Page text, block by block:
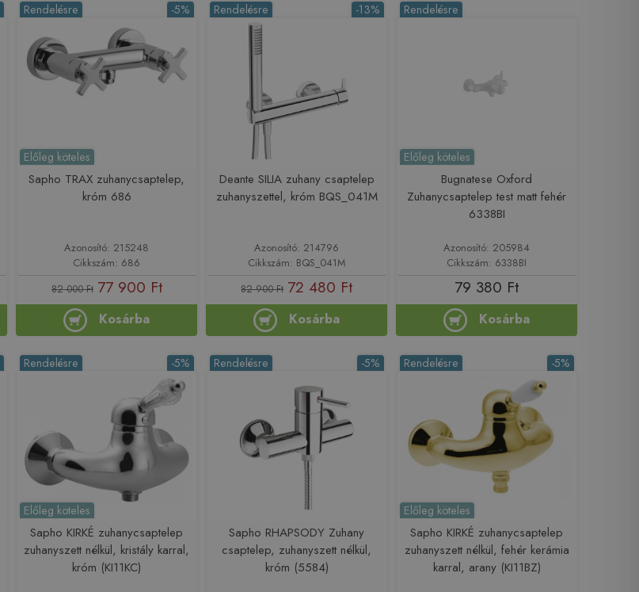
-5%
Rendelésre
Előleg köteles
Sapho TRAX zuhanycsaptelep,
króm 686
Azonosító: 215248
Cikkszám: 686
82 000 Ft 77 900 Ft
Kosárba
-13%
Rendelésre
Deante SILIA zuhany csaptelep
zuhanyszettel, króm BQS_041M
Azonosító: 214796
Cikkszám: BQS_041M
82 900 Ft 72 480 Ft
Kosárba
Rendelésre
Előleg köteles
Bugnatese Oxford
Zuhanycsaptelep test matt fehér
6338BI
Azonosító: 205984
Cikkszám: 6338BI
79 380 Ft
Kosárba
-5%
Rendelésre
Előleg köteles
Sapho KIRKÉ zuhanycsaptelep
zuhanyszett nélkül, kristály karral,
króm (KI11KC)
-5%
Rendelésre
Sapho RHAPSODY Zuhany
csaptelep, zuhanyszett nélkül,
króm (5584)
-5%
Rendelésre
Előleg köteles
Sapho KIRKÉ zuhanycsaptelep
zuhanyszett nélkül, fehér kerámia
karral, arany (KI11BZ)